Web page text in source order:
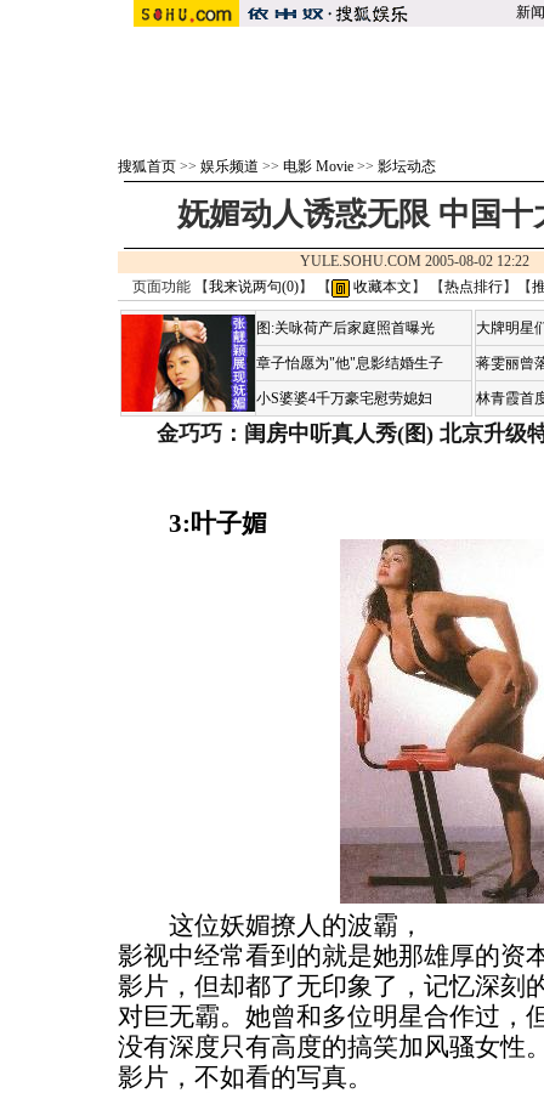
新闻
搜狐首页 >> 娱乐频道 >> 电影 Movie >> 影坛动态
妩媚动人诱惑无限 中国十
YULE.SOHU.COM 2005-08-02
页面功能 【我来说两句(0)】 【 收藏本文 】 【热点排行】【
图:关咏荷产后家庭照首曝光
章子怡愿为"他"息影结婚生子
小S婆婆4千万豪宅慰劳媳妇
大牌明星
蒋雯丽曾
林青霞首
金巧巧：闺房中听真人秀(图) 北京升级
3:叶子媚
这位妖媚撩人的波霸，
影视中经常看到的就是她那雄厚的资
影片，但却都了无印象了，记忆深刻
对巨无霸。她曾和多位明星合作过，
没有深度只有高度的搞笑加风骚女性
影片，不如看的写真。